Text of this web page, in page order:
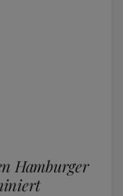
Hamburger